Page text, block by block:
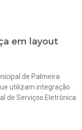
em layout
de Palmeira
utilizam integração
de Serviços Eletrônica